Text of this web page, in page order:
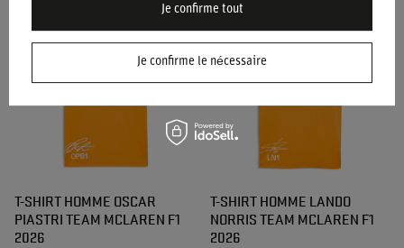
T-SHIRT HOMME OSCAR
PIASTRI TEAM MCLAREN F1
2026
T-SHIRT HOMME LANDO
NORRIS TEAM MCLAREN F1
2026
Je confirme le nécessaire
Je confirme tout